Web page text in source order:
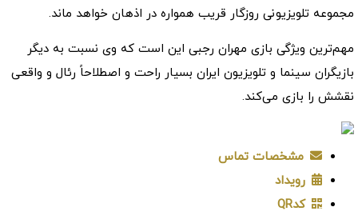
مجموعه تلویزیونی روزگار قریب همواره در اذهان خواهد ماند.
مهم‌ترین ویژگی بازی مهران رجبی این است که وی نسبت به دیگر
بازیگران سینما و تلویزیون ایران بسیار راحت و اصطلاحاً رئال و واقعی
نقشش را بازی می‌کند.
مشخصات تماس
رویداد
کدQR